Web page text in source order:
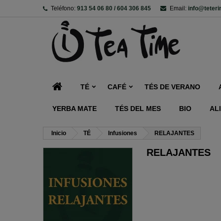
Teléfono: 913 54 06 80 / 604 306 845 Email:
TÉ CAFÉ TÉS DE VERANO
YERBA MATE TÉS DEL MES BIO
Inicio TÉ Infusiones RELAJANTES
RELAJANTES